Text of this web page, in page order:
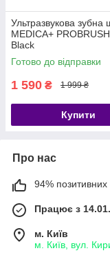
Ультразвукова зубна
MEDICA+
Black
Готово до відправки
1 590 ₴ 1 999 ₴
Купити
Про нас
94% позитивних
Працює з
м. Київ
м. Київ, вул.